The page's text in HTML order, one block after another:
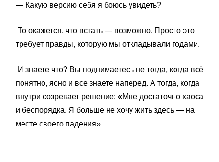
— Какую версию себя я боюсь увидеть?
То окажется, что встать — возможно. Просто это
требует правды, которую мы откладывали годами.
И знаете что? Вы поднимаетесь не тогда, когда всё
понятно, ясно и все знаете наперед. А тогда, когда
внутри созревает решение: «Мне достаточно хаоса
и беспорядка. Я больше не хочу жить здесь — на
месте своего падения».